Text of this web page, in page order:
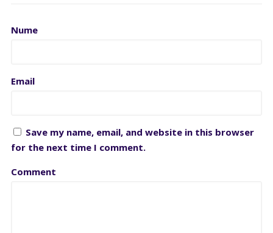
Nume
Email
Save my name, email, and website in this browser
for the next time I comment.
Comment